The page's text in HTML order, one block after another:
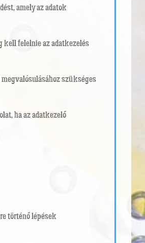
amely az adatok
kell felelnie az adatkezelés
szükséges
ha az adatkezelő
történő lépések